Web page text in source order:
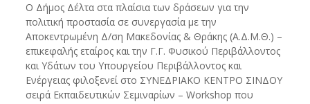
Ο Δήμος Δέλτα στα πλαίσια των δράσεων για την
πολιτική προστασία σε συνεργασία με την
Αποκεντρωμένη Δ/ση Μακεδονίας & Θράκης (Α.Δ.Μ.Θ.) –
επικεφαλής εταίρος και την Γ.Γ. Φυσικού Περιβάλλοντος
και Υδάτων του Υπουργείου Περιβάλλοντος και
Ενέργειας φιλοξενεί στο ΣΥΝΕΔΡΙΑΚΟ ΚΕΝΤΡΟ ΣΙΝΔΟΥ
σειρά Εκπαιδευτικών Σεμιναρίων – Workshop που